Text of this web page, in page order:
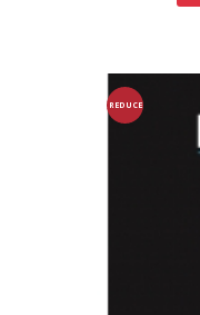
REDUCE